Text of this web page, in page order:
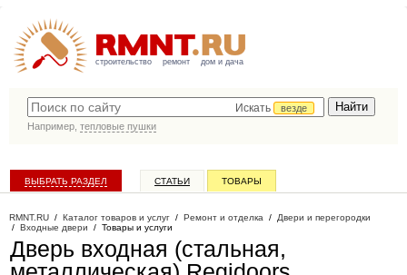
строительство ремонт дом и дача
Искать
везде
Например, тепловые пушки
ВЫБРАТЬ РАЗДЕЛ СТАТЬИ ТОВАРЫ
RMNT.RU / Каталог товаров и услуг / Ремонт и отделка / Двери и перегородки
/ Входные двери / Товары и услуги
Дверь входная (стальная,